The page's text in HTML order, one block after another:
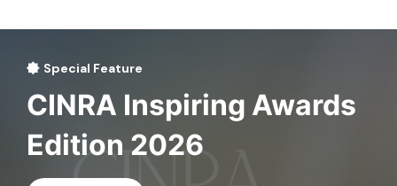
Special Feature
CINRA Inspiring Awards
Edition 2026